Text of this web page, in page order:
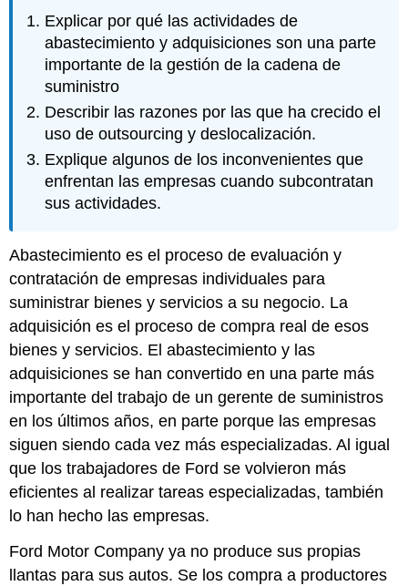
externalización
deslocalización
Algunos
de
los
entresijos
de
la
subcontratación
las
estrategias
de
de
una
compañía
las
necesidades
de
sus
Llave
para
Preguntas
de
Explicar por qué las actividades de
abastecimiento y adquisiciones son una parte
importante de la gestión de la cadena de
suministro
Describir las razones por las que ha crecido el
uso de outsourcing y deslocalización.
Explique algunos de los inconvenientes que
enfrentan las empresas cuando subcontratan
sus actividades.
Abastecimiento es el proceso de evaluación y
contratación de empresas individuales para
suministrar bienes y servicios a su negocio. La
adquisición es el proceso de compra real de esos
bienes y servicios. El abastecimiento y las
adquisiciones se han convertido en una parte más
importante del trabajo de un gerente de suministros
en los últimos años, en parte porque las empresas
siguen siendo cada vez más especializadas. Al igual
que los trabajadores de Ford se volvieron más
eficientes al realizar tareas especializadas, también
lo han hecho las empresas.
Ford Motor Company ya no produce sus propias
llantas para sus autos. Se los compra a productores